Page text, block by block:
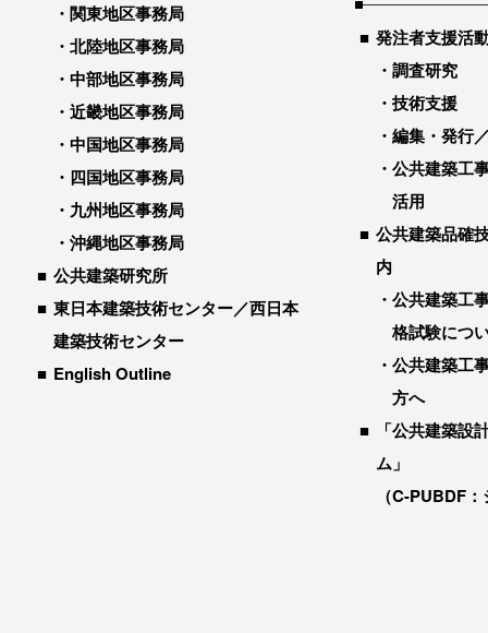
関東地区事務局
北陸地区事務局
中部地区事務局
近畿地区事務局
中国地区事務局
四国地区事務局
九州地区事務局
沖縄地区事務局
公共建築研究所
東日本建築技術センター／西日本
建築技術センター
English Outline
発注者支援活
調査研究
技術支援
編集・発行
公共建築工
活用
公共建築品確
内
公共建築工
格試験につ
公共建築工
方へ
「公共建築設
ム」
（C-PUBDF